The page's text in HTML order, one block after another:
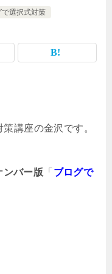
で選択式対策
講座の金沢です。
ンバー版 「 ブログで